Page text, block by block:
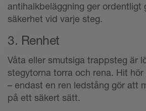
antihalkbeläggning ger ordentligt
säkerhet vid varje steg.
3. Renhet
Våta eller smutsiga trappsteg är
stegytorna torra och rena. Hit
– endast en ren ledstång gör att
på ett säkert sätt.